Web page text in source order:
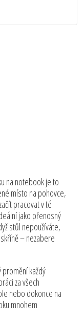
na notebook je to
místo na pohovce,
pracovat v té
jako přenosný
stůl nepoužíváte,
– nezabere
každý
za všech
nebo dokonce na
mnohem